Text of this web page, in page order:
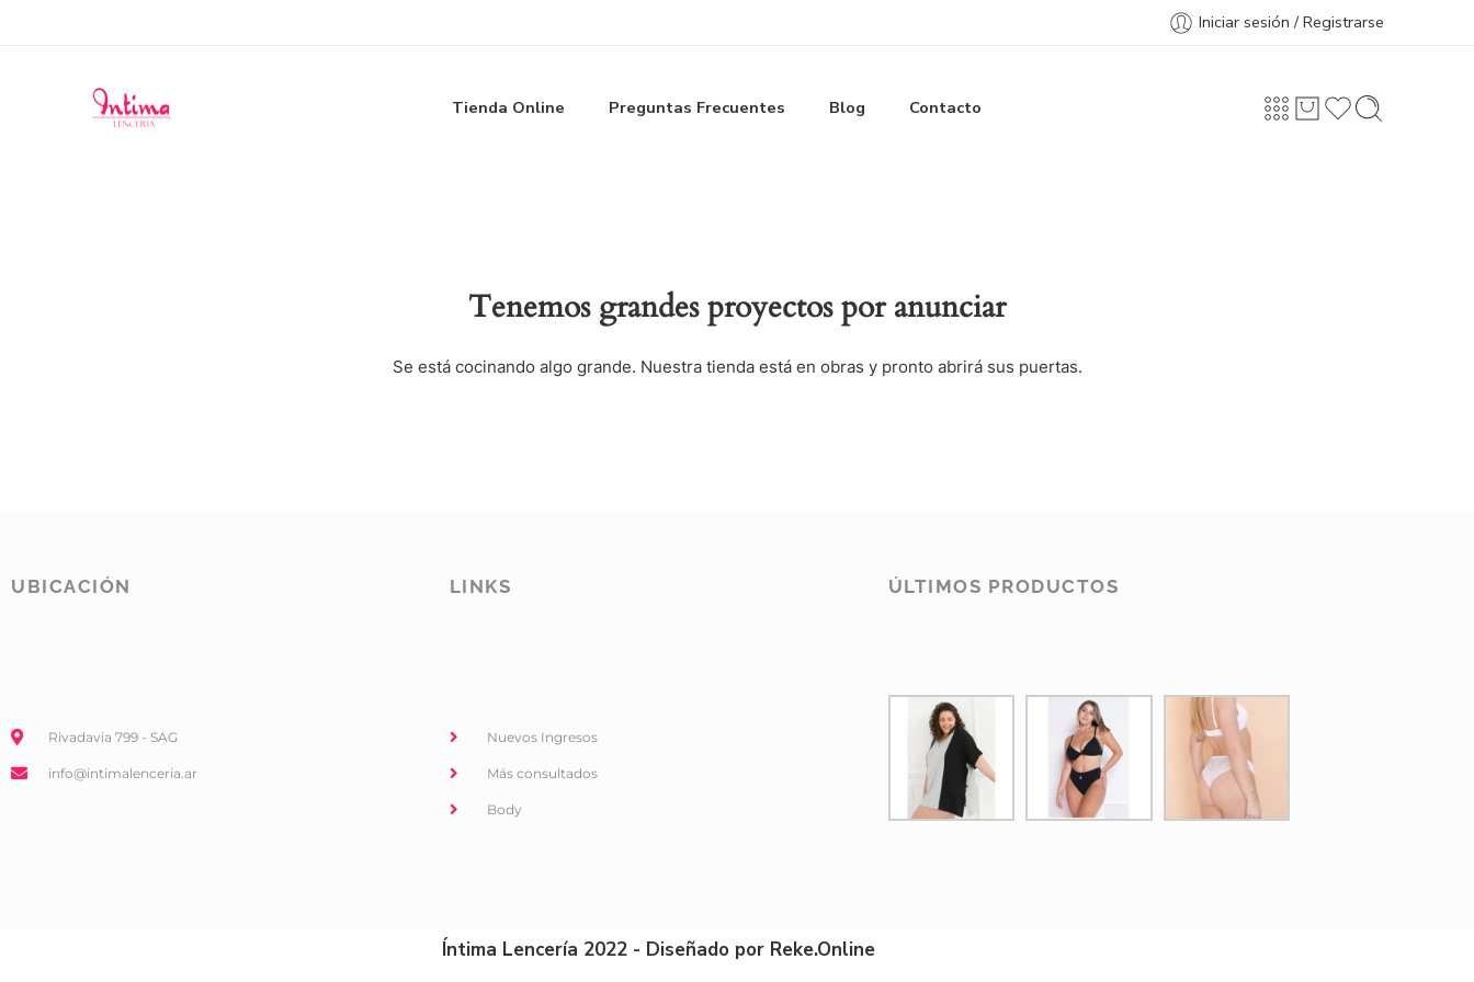
Iniciar sesión / Registrarse
Tienda Online Preguntas Frecuentes Blog Contacto
Tenemos grandes proyectos por anunciar
Se está cocinando algo grande. Nuestra tienda está en obras y pronto abrirá sus puertas.
UBICACIÓN
Rivadavia 799 - SAG
info@intimalenceria.ar
LINKS
Nuevos Ingresos
Más consultados
Body
ÚLTIMOS PRODUCTOS
Íntima Lencería 2022 - Diseñado por Reke.Online